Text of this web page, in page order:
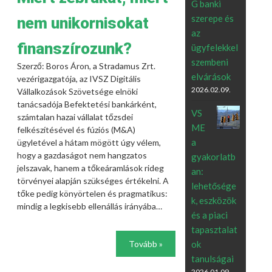
nem unikornisokat
finanszírozunk?
Szerző: Boros Áron, a Stradamus Zrt.
vezérigazgatója, az IVSZ Digitális
Vállalkozások Szövetsége elnöki
tanácsadója Befektetési bankárként,
számtalan hazai vállalat tőzsdei
felkészítésével és fúziós (M&A)
ügyletével a hátam mögött úgy vélem,
hogy a gazdaságot nem hangzatos
jelszavak, hanem a tőkeáramlások rideg
törvényei alapján szükséges értékelni. A
tőke pedig könyörtelen és pragmatikus:
mindig a legkisebb ellenállás irányába…
Tovább »
G banki
szerepe és
az
ügyfelekkel
szembeni
elvárások
2026.02.09.
VS
ME
a
gyakorlatb
an:
lehetősége
k, eszközök
és a piaci
tapasztalat
ok
tanulságai